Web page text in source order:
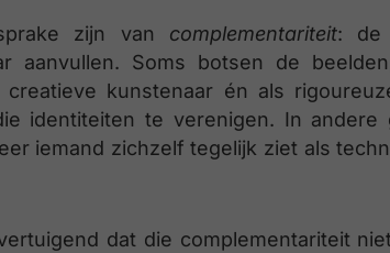
zijn van complementariteit: de
aanvullen. Soms botsen de
kunstenaar én als
identiteiten te verenigen. In andere
iemand zichzelf tegelijk ziet als
dat die complementariteit